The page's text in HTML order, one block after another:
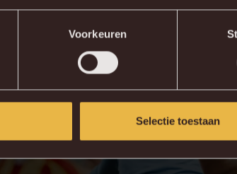
Voorkeuren
Selectie toestaan